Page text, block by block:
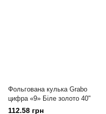
Фольгована кулька Grabo
цифра «9» Біле золото 40"
112.58 грн